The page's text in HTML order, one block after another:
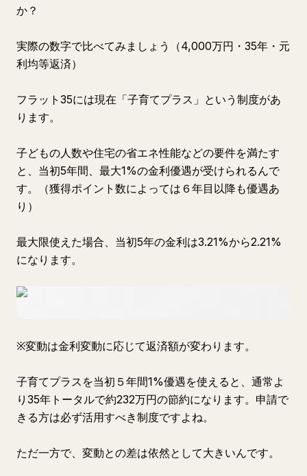
か？
実際の数字で比べてみましょう（4,000万円・35年・元
利均等返済）
フラット35には現在「子育てプラス」という制度があ
ります。
子どもの人数や住宅の省エネ性能などの要件を満たす
と、当初5年間、最大1%の金利優遇が受けられるんで
す。（獲得ポイント数によっては６年目以降も優遇あ
り）
最大限使えた場合、当初5年の金利は3.21%から2.21%
になります。
※変動は金利変動に応じて返済額が変わります。
子育てプラスを当初５年間1%優遇を使えると、通常よ
り35年トータルで約232万円の節約になります。申請で
きる方は必ず活用すべき制度ですよね。
ただ一方で、変動との差は依然として大きいんです。